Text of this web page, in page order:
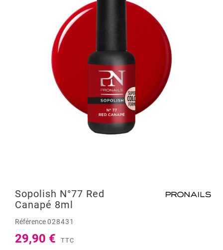
Sopolish N°77 Red
Canapé 8ml
Référence028431
29,90 € TTC